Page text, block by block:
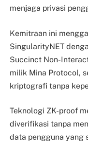
menjaga privasi
Kemitraan ini
SingularityNET
Succinct Non-
milik Mina Protocol,
kriptografi tanpa
Teknologi ZK-proof
diverifikasi tanpa
data pengguna yang